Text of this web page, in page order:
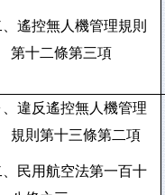
、遙控無人機管理規則
第十二條第三項
、違反遙控無人機管理
規則第十三條第二項
、民用航空法第一百十